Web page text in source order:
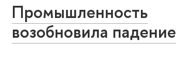
Промышленность
возобновила падение